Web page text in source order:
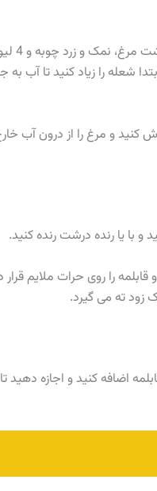
پیاز را پوست بگیرید
شعله را زیاد کنید تا آب
شعله را خاموش کنید و مرغ را از درون آب
با یا رنده درشت رنده کنید.
را روی حرات ملایم قرار
زود ته می گیرد.
اضافه کنید و اجازه دهید